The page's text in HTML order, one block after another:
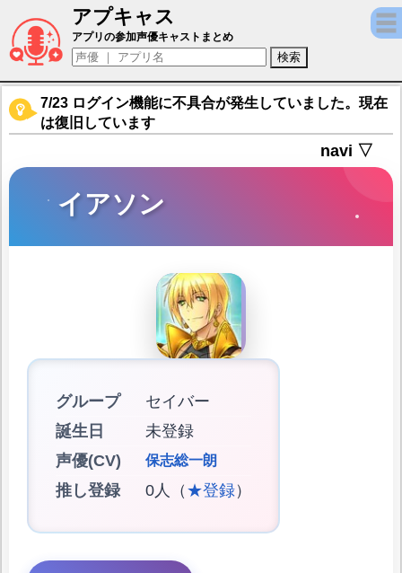
アプキャス
イアソン（声優：保志総一朗)【Fate/Grand
アプリの参加声優キャストまとめ
7/23 ログイン機能に不具合が発生していました。現在
は復旧しています
navi ▽
イアソン
グループ
セイバー
誕生日
未登録
声優(CV)
保志総一朗
推し登録 0人（ ★登録）